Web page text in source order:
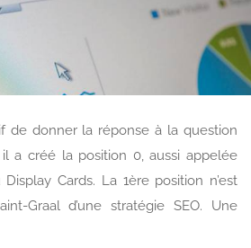
de donner la réponse à la question
il a créé la position 0, aussi appelée
Cards. La 1ère position n’est
Graal d’une stratégie SEO. Une